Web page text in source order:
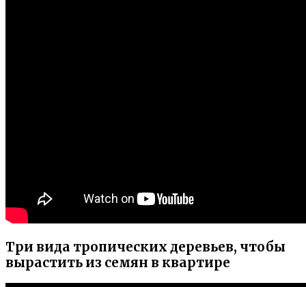
Три вида тропических деревьев, чтобы
вырастить из семян в квартире